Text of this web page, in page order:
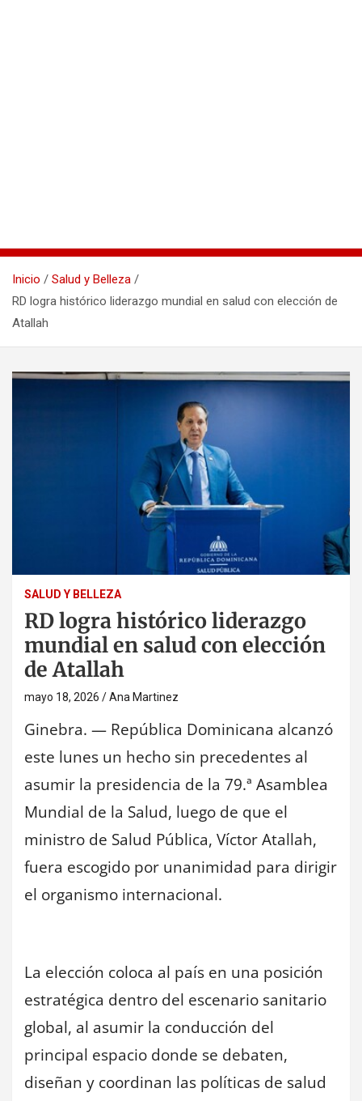
Inicio
Salud y Belleza
RD logra histórico liderazgo mundial en salud con elección de
Atallah
SALUD Y BELLEZA
RD logra histórico liderazgo
mundial en salud con elección
de Atallah
mayo 18, 2026 Ana Martinez
Ginebra. — República Dominicana alcanzó
este lunes un hecho sin precedentes al
asumir la presidencia de la 79.ª Asamblea
Mundial de la Salud, luego de que el
ministro de Salud Pública, Víctor Atallah,
fuera escogido por unanimidad para dirigir
el organismo internacional.
La elección coloca al país en una posición
estratégica dentro del escenario sanitario
global, al asumir la conducción del
principal espacio donde se debaten,
diseñan y coordinan las políticas de salud